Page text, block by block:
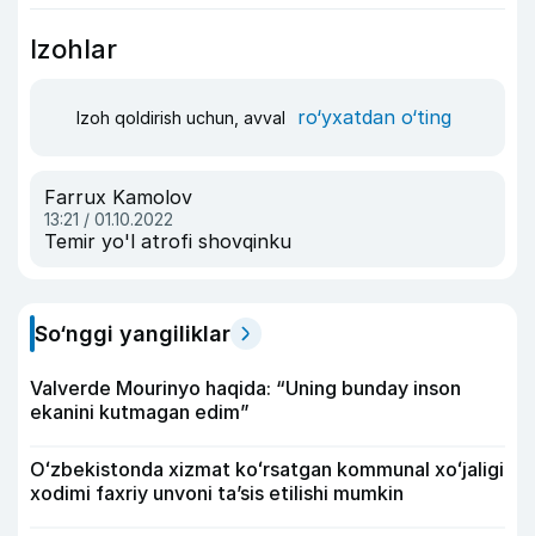
Izohlar
Izoh qoldirish uchun, avval ro‘yxatdan o‘ting
Farrux Kamolov
13:21 / 01.10.2022
Temir yo'l atrofi shovqinku
So‘nggi yangiliklar
Valverde Mourinyo haqida: “Uning bunday inson
ekanini kutmagan edim”
Oʻzbekistonda xizmat koʻrsatgan kommunal xoʻjaligi
xodimi faxriy unvoni taʼsis etilishi mumkin